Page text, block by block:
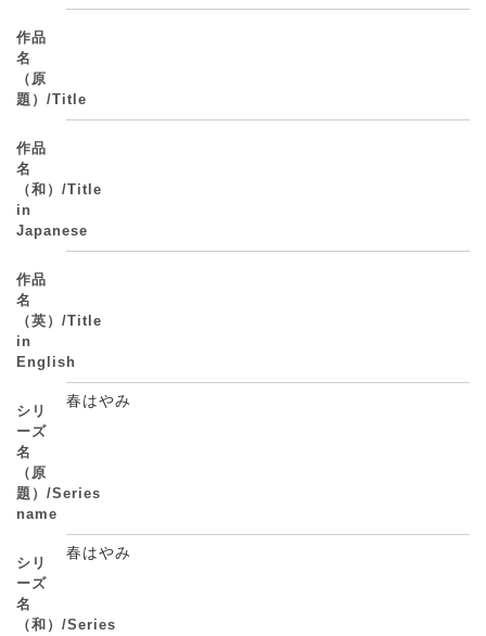
作品
名
（原
題）/Title
作品
名
（和）/Title
in
Japanese
作品
名
（英）/Title
in
English
シリ
ーズ
名
（原
題）/Series
name
春はやみ
シリ
ーズ
名
（和）/Series
春はやみ